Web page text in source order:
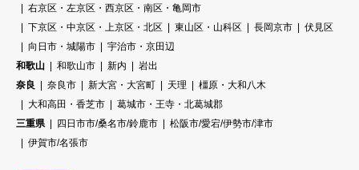
右京区・左京区・西京区・南区・亀岡市
下京区・中京区・上京区・北区
東山区・山科区 長岡京市
伏見区
向日市・城陽市
宇治市・京田辺
和歌山
和歌山市 新内
岩出
奈良
奈良市 新大宮・大宮町 天理
橿原・大和八木
大和高田・香芝市
葛城市・王寺・北葛城郡
三重県
四日市市/桑名市/鈴鹿市
松阪市/愛宕/伊勢市/津市
伊賀市/名張市